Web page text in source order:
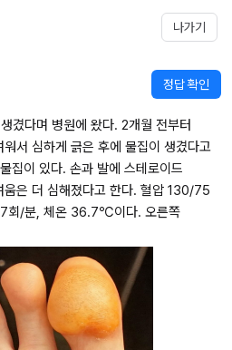
나가기
정답 확인
겼다며 병원에 왔다. 2개월 전부터
서 심하게 긁은 후에 물집이 생겼다고
집이 있다. 손과 발에 스테로이드
움은 더 심해졌다고 한다. 혈압 130/75
회/분, 체온 36.7℃이다. 오른쪽